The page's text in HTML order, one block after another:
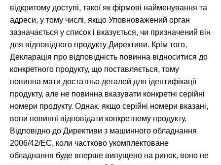
відкритому доступі, такої як фірмові найменування та
адреси, у тому числі, якщо Уповноважений орган
зазначається у список і вказується, чи призначений він
для відповідного продукту Директиви. Крім того,
Декларація про відповідність повинна відноситися до
конкретного продукту, що поставляється, тому
повинна мати достатньо деталей для ідентифікації
продукту, але не повинна вказувати конкретні серійні
номери продукту. Однак, якщо серійні номери вказані,
вони повинні відповідати конкретному продукту.
Відповідно до Директиви з машинного обладнання
2006/42/EC, коли частково укомплектоване
обладнання буде вперше випущено на ринок, воно не